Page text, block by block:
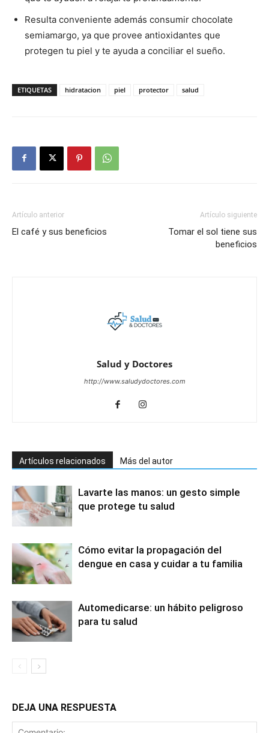
Resulta conveniente además consumir chocolate
semiamargo, ya que provee antioxidantes que
protegen tu piel y te ayuda a conciliar el sueño.
ETIQUETAS hidratacion piel protector salud
Artículo anterior
El café y sus beneficios
Artículo siguiente
Tomar el sol tiene sus
beneficios
Salud y Doctores
http://www.saludydoctores.com
Artículos relacionados Más del autor
Lavarte las manos: un gesto simple
que protege tu salud
Cómo evitar la propagación del
dengue en casa y cuidar a tu familia
Automedicarse: un hábito peligroso
para tu salud
DEJA UNA RESPUESTA